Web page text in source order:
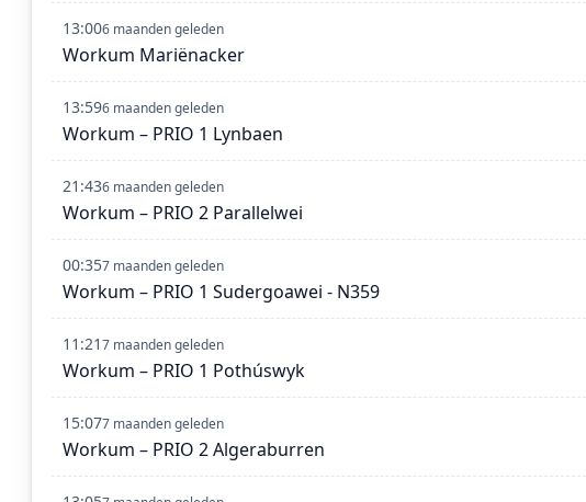
13:006 maanden geleden
Workum Mariënacker
13:596 maanden geleden
Workum – PRIO 1 Lynbaen
21:436 maanden geleden
Workum – PRIO 2 Parallelwei
00:357 maanden geleden
Workum – PRIO 1 Sudergoawei - N359
11:217 maanden geleden
Workum – PRIO 1 Pothúswyk
15:077 maanden geleden
Workum – PRIO 2 Algeraburren